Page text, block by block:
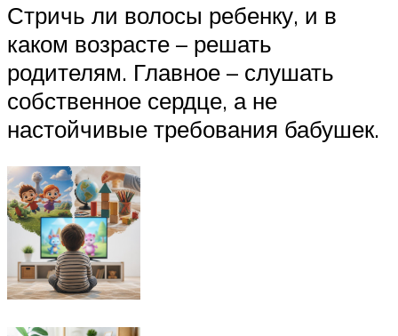
Стричь ли волосы ребенку, и в
каком возрасте – решать
родителям. Главное – слушать
собственное сердце, а не
настойчивые требования бабушек.